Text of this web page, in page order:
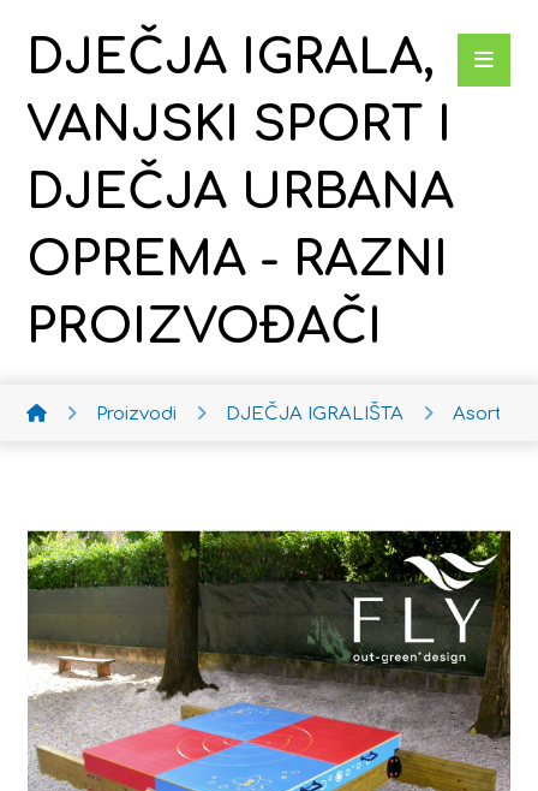
DJEČJA IGRALA,
VANJSKI SPORT I
DJEČJA URBANA
OPREMA - RAZNI
PROIZVOĐAČI
Proizvodi DJEČJA IGRALIŠTA